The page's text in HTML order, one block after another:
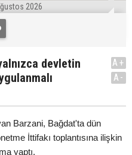
2026
devletin
A+
A-
Barzani, Bağdat'ta dün
İttifakı toplantısına ilişkin
yaptı.